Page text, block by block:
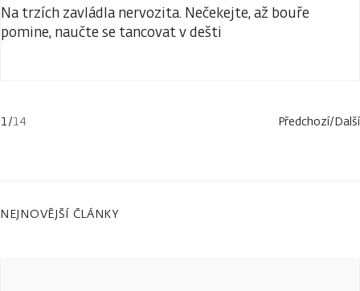
Na trzích zavládla nervozita. Nečekejte, až bouře
pomine, naučte se tancovat v dešti
1 /14 Předchozí/Další
NEJNOVĚJŠÍ ČLÁNKY